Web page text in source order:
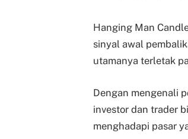
Hanging Man
sinyal awal
utamanya terletak
Dengan mengenali
investor dan trader
menghadapi pasar